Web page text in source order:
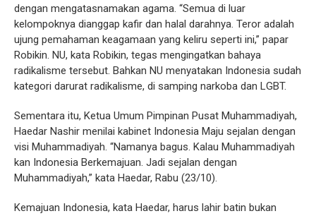
dengan mengatasnamakan agama. “Semua di luar
kelompoknya dianggap kafir dan halal darahnya. Teror adalah
ujung pemahaman keagamaan yang keliru seperti ini,” papar
Robikin. NU, kata Robikin, tegas mengingatkan bahaya
radikalisme tersebut. Bahkan NU menyatakan Indonesia sudah
kategori darurat radikalisme, di samping narkoba dan LGBT.
Sementara itu, Ketua Umum Pimpinan Pusat Muhammadiyah,
Haedar Nashir menilai kabinet Indonesia Maju sejalan dengan
visi Muhammadiyah. “Namanya bagus. Kalau Muhammadiyah
kan Indonesia Berkemajuan. Jadi sejalan dengan
Muhammadiyah,” kata Haedar, Rabu (23/10).
Kemajuan Indonesia, kata Haedar, harus lahir batin bukan